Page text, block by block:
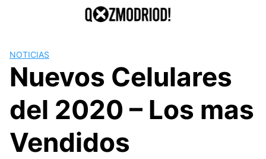
NOTICIAS
Nuevos Celulares
del 2020 – Los mas
Vendidos